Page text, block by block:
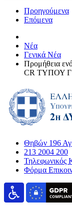
Προηγούμενα
Επόμενα
Νέα
Γενικά Νέα
Προμήθεια
CR ΤΥΠΟΥ Γ’,
Θηβών 196 Αγ.
213 2004 200
Τηλεφωνικός
Φόρμα